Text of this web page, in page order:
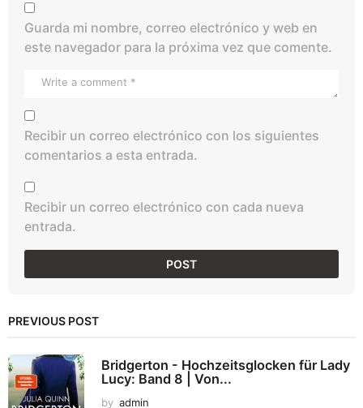
Guarda mi nombre, correo electrónico y web en
este navegador para la próxima vez que comente.
Recibir un correo electrónico con los siguientes
comentarios a esta entrada.
Recibir un correo electrónico con cada nueva
entrada.
PREVIOUS POST
Bridgerton - Hochzeitsglocken für Lady
Lucy: Band 8 | Von...
by admin